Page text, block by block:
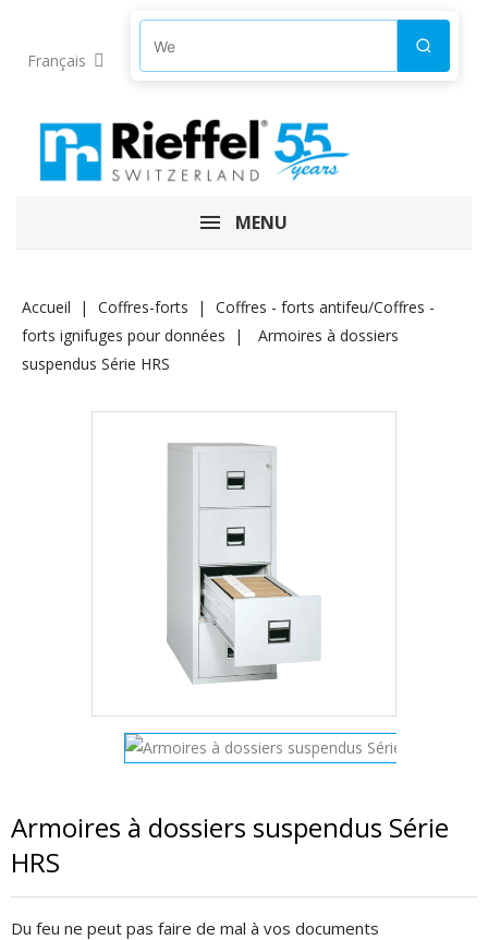
Français Produkte suchen Suchen
MENU
Accueil Coffres-forts
Coffres - forts antifeu/Coffres -
forts ignifuges pour données
Armoires à dossiers
suspendus Série HRS
Armoires à dossiers suspendus Série
HRS
Du feu ne peut pas faire de mal à vos documents